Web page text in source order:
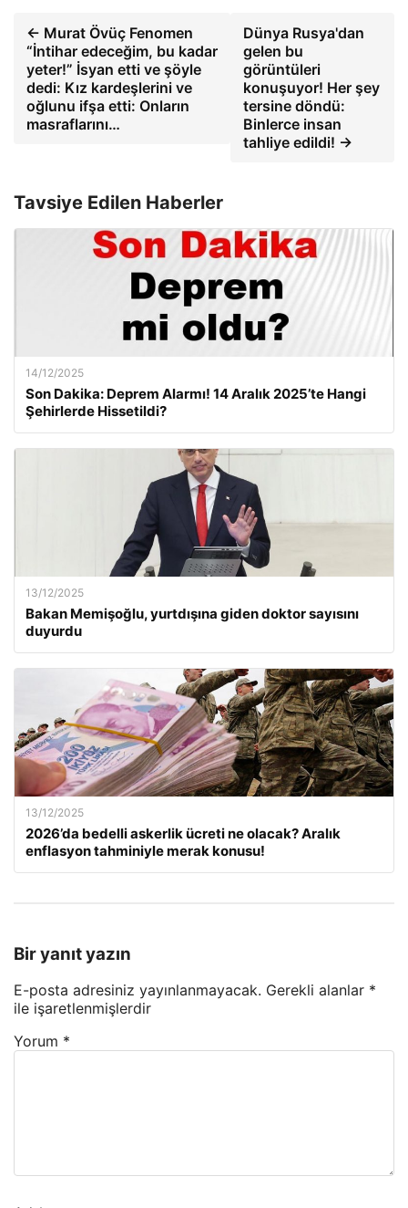
← Murat Övüç Fenomen
“İntihar edeceğim, bu kadar
yeter!” İsyan etti ve şöyle
dedi: Kız kardeşlerini ve
oğlunu ifşa etti: Onların
masraflarını…
Dünya Rusya'dan
gelen bu
görüntüleri
konuşuyor! Her şey
tersine döndü:
Binlerce insan
tahliye edildi! →
Tavsiye Edilen Haberler
14/12/2025
Son Dakika: Deprem Alarmı! 14 Aralık 2025’te Hangi
Şehirlerde Hissetildi?
13/12/2025
Bakan Memişoğlu, yurtdışına giden doktor sayısını
duyurdu
13/12/2025
2026’da bedelli askerlik ücreti ne olacak? Aralık
enflasyon tahminiyle merak konusu!
Bir yanıt yazın
E-posta adresiniz yayınlanmayacak. Gerekli alanlar *
ile işaretlenmişlerdir
Yorum *